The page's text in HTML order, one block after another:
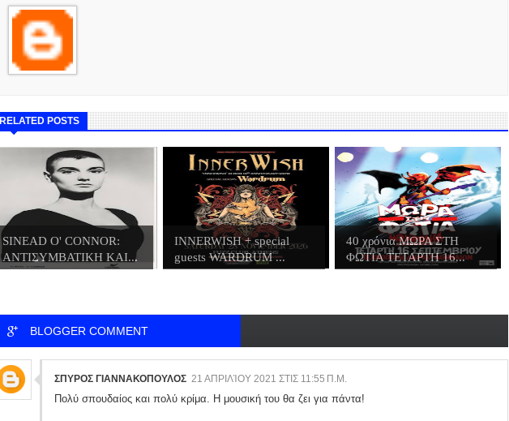
RELATED POSTS
SINEAD O' CONNOR:
ΑΝΤΙΣΥΜΒΑΤΙΚΗ ΚΑΙ...
INNERWISH + special
guests WARDRUM ...
40 χρόνια ΜΩΡΑ ΣΤΗ
ΦΩΤΙΑ ΤΕΤΑΡΤΗ 16...
BLOGGER COMMENT
ΣΠΥΡΟΣ ΓΙΑΝΝΑΚΟΠΟΥΛΟΣ 21 ΑΠΡΙΛΊΟΥ 2021 ΣΤΙΣ 11:55 Π.Μ.
Πολύ σπουδαίος και πολύ κρίμα. Η μουσική του θα ζει για πάντα!